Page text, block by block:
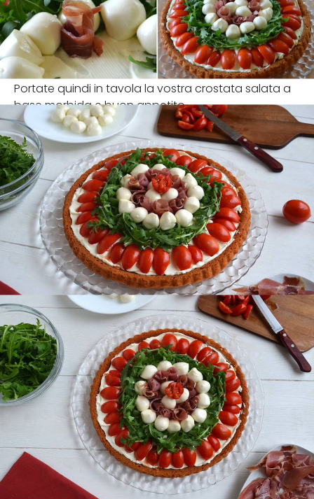
Portate quindi in tavola la vostra crostata salata a
base morbida e buon appetito.